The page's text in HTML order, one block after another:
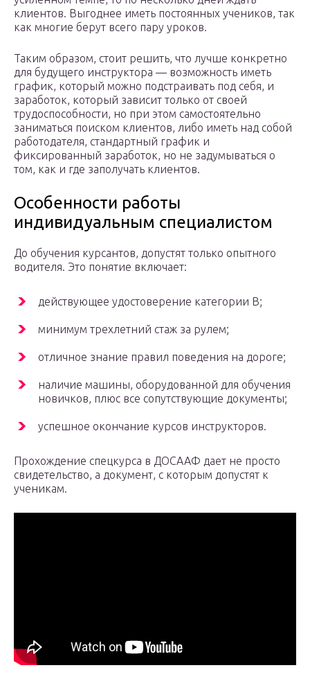
клиентов. Выгоднее иметь постоянных учеников, так
как многие берут всего пару уроков.
Таким образом, стоит решить, что лучше конкретно
для будущего инструктора — возможность иметь
график, который можно подстраивать под себя, и
заработок, который зависит только от своей
трудоспособности, но при этом самостоятельно
заниматься поиском клиентов, либо иметь над собой
работодателя, стандартный график и
фиксированный заработок, но не задумываться о
том, как и где заполучать клиентов.
Особенности работы
индивидуальным специалистом
До обучения курсантов, допустят только опытного
водителя. Это понятие включает:
действующее удостоверение категории B;
минимум трехлетний стаж за рулем;
отличное знание правил поведения на дороге;
наличие машины, оборудованной для обучения
новичков, плюс все сопутствующие документы;
успешное окончание курсов инструкторов.
Прохождение спецкурса в ДОСААФ дает не просто
свидетельство, а документ, с которым допустят к
ученикам.